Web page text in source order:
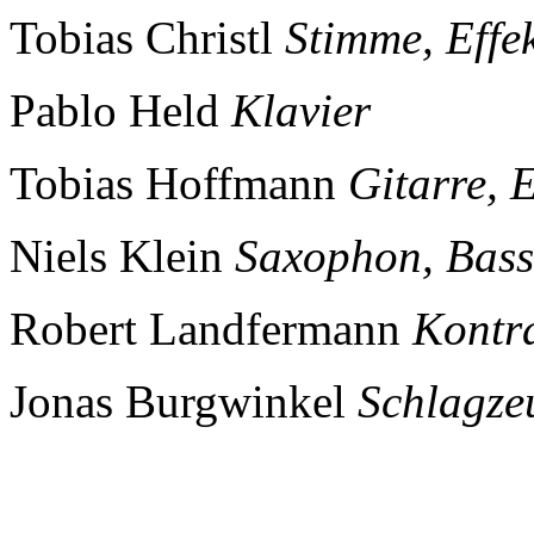
Tobias Christl Stimme,
Pablo Held Klavier
Tobias Hoffmann Gitarre,
Niels Klein Saxophon,
Robert Landfermann
Jonas Burgwinkel